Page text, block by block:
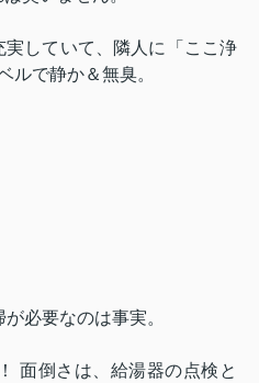
していて、隣人に「ここ浄
ルで静か＆無臭。
必要なのは事実。
面倒さは、給湯器の点検と